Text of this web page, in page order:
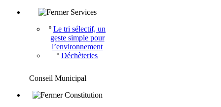
Services
º Le tri sélectif, un
geste simple pour
l’environnement
º Déchèteries
Conseil Municipal
Constitution